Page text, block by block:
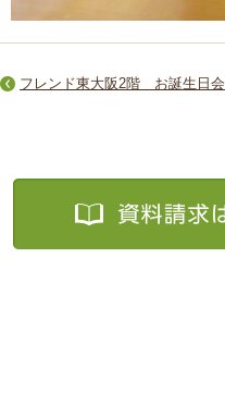
フレンド東大阪2階 お誕生日会